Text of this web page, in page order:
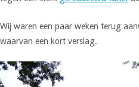
Wij waren een paar weken terug
waarvan een kort verslag.